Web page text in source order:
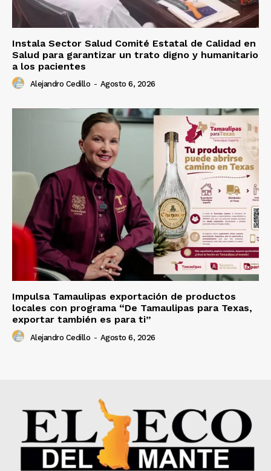
Instala Sector Salud Comité Estatal de Calidad en
Salud para garantizar un trato digno y humanitario
a los pacientes
Alejandro Cedillo - Agosto 6, 2026
Impulsa Tamaulipas exportación de productos
locales con programa “De Tamaulipas para Texas,
exportar también es para ti”
Alejandro Cedillo - Agosto 6, 2026